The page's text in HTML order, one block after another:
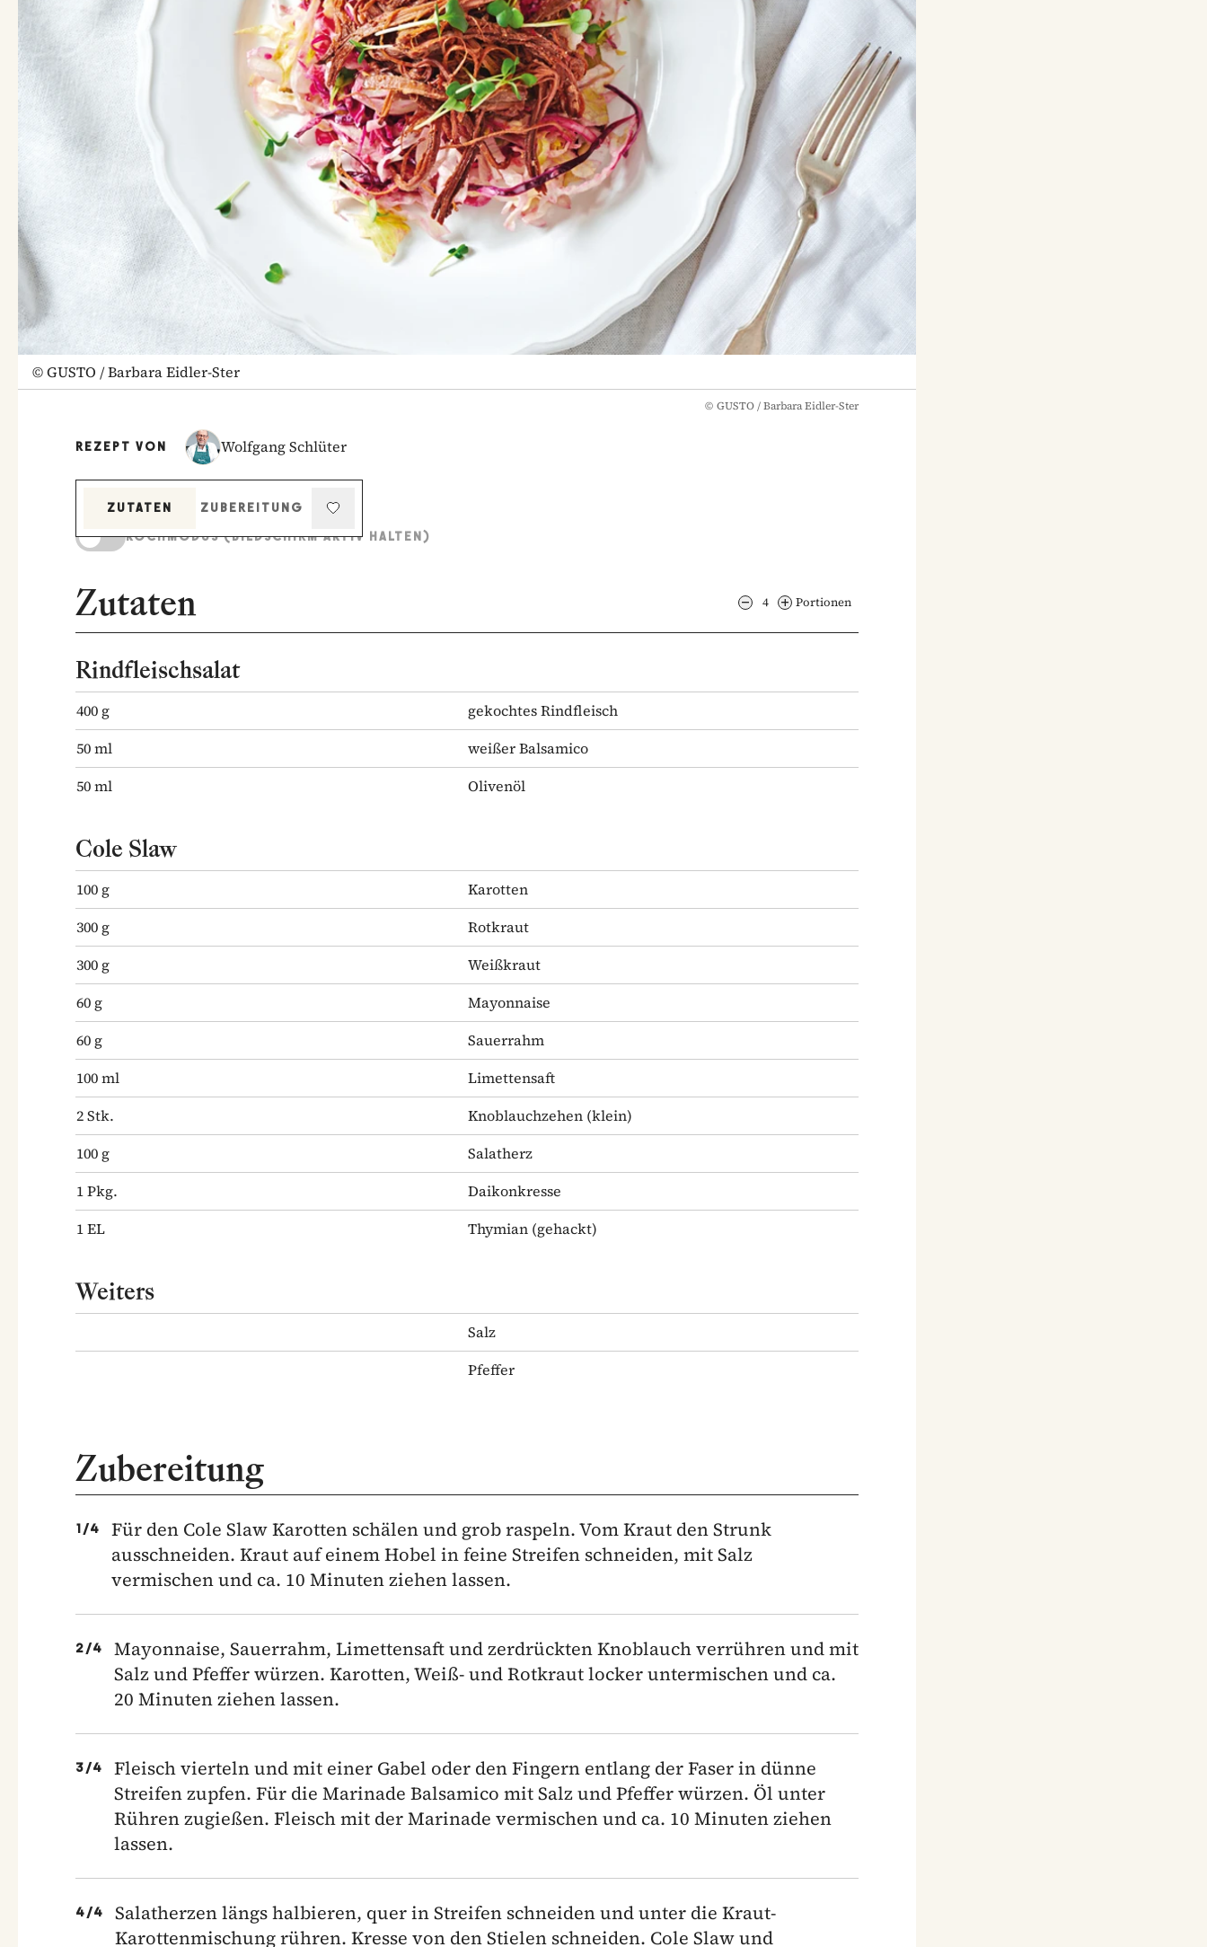
©GUSTO / Barbara Eidler-Ster
© GUSTO / Barbara Eidler-Ster
REZEPT VON Wolfgang Schlüter
ZUTATEN
ZUBEREITUNG
KOCHMODUS (BILDSCHIRM AKTIV HALTEN)
Zutaten 4 Portionen
Rindfleischsalat
400 g
gekochtes Rindfleisch
50ml
weißer Balsamico
50ml Olivenöl
Cole Slaw
100 g
Karotten
300 g
Rotkraut
300 g
Weißkraut
60 g
Mayonnaise
60 g
Sauerrahm
100ml
Limettensaft
2Stk. Knoblauchzehen (klein)
100 g
Salatherz
1Pkg.
Daikonkresse
1EL Thymian (gehackt)
Weiters
Salz
Pfeffer
Zubereitung
1/4
Für den Cole Slaw Karotten schälen und grob raspeln. Vom Kraut den Strunk
ausschneiden. Kraut auf einem Hobel in feine Streifen schneiden, mit Salz
vermischen und ca. 10 Minuten ziehen lassen.
2/4
Mayonnaise, Sauerrahm, Limettensaft und zerdrückten Knoblauch verrühren und mit
Salz und Pfeffer würzen. Karotten, Weiß- und Rotkraut locker untermischen und ca.
20 Minuten ziehen lassen.
3/4
Fleisch vierteln und mit einer Gabel oder den Fingern entlang der Faser in dünne
Streifen zupfen. Für die Marinade Balsamico mit Salz und Pfeffer würzen. Öl unter
Rühren zugießen. Fleisch mit der Marinade vermischen und ca. 10 Minuten ziehen
lassen.
4/4
Salatherzen längs halbieren, quer in Streifen schneiden und unter die Kraut-
Karottenmischung rühren. Kresse von den Stielen schneiden. Cole Slaw und